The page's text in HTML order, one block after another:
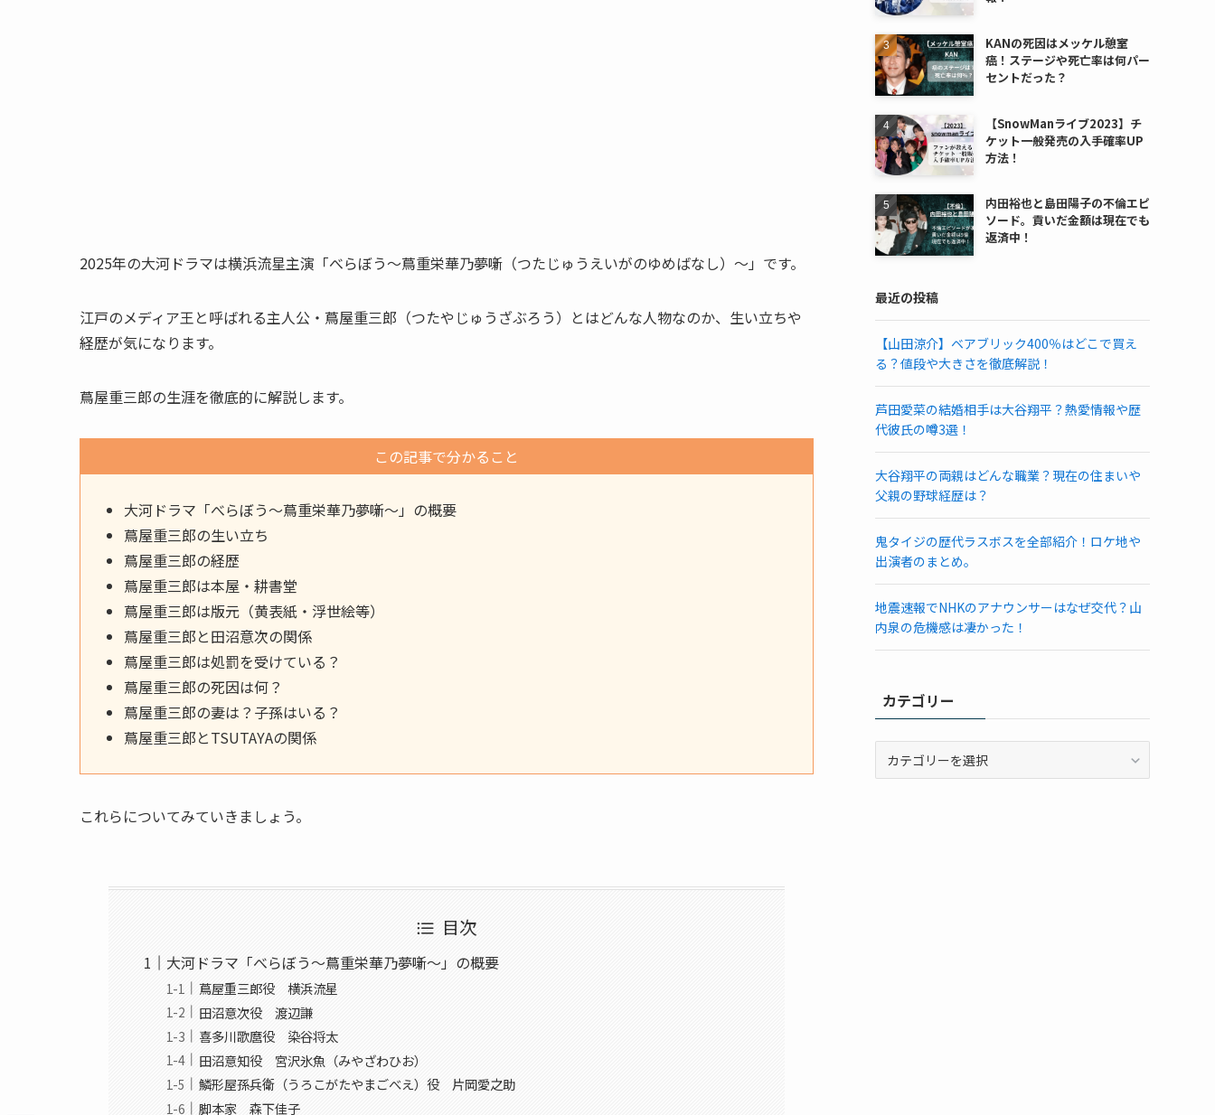
2025年の大河ドラマは横浜流星主演「べらぼう～蔦重栄華乃夢噺（つたじゅうえいがのゆめばなし）～」です。
江戸のメディア王と呼ばれる主人公・蔦屋重三郎（つたやじゅうざぶろう）とはどんな人物なのか、生い立ちや
経歴が気になります。
蔦屋重三郎の生涯を徹底的に解説します。
この記事で分かること
大河ドラマ「べらぼう～蔦重栄華乃夢噺～」の概要
蔦屋重三郎の生い立ち
蔦屋重三郎の経歴
蔦屋重三郎は本屋・耕書堂
蔦屋重三郎は版元（黄表紙・浮世絵等）
蔦屋重三郎と田沼意次の関係
蔦屋重三郎は処罰を受けている？
蔦屋重三郎の死因は何？
蔦屋重三郎の妻は？子孫はいる？
蔦屋重三郎とTSUTAYAの関係
これらについてみていきましょう。
目次
大河ドラマ「べらぼう～蔦重栄華乃夢噺～」の概要
蔦屋重三郎役 横浜流星
田沼意次役 渡辺謙
喜多川歌麿役 染谷将太
田沼意知役 宮沢氷魚（みやざわひお）
鱗形屋孫兵衛（うろこがたやまごべえ）役 片岡愛之助
脚本家 森下佳子
KANの死因はメッケル憩室
癌！ステージや死亡率は何パー
セントだった？
【SnowManライブ2023】チ
ケット一般発売の入手確率UP
方法！
内田裕也と島田陽子の不倫エピ
ソード。貢いだ金額は現在でも
返済中！
最近の投稿
【山田涼介】ベアブリック400％はどこで買え
る？値段や大きさを徹底解説！
芦田愛菜の結婚相手は大谷翔平？熱愛情報や歴
代彼氏の噂3選！
大谷翔平の両親はどんな職業？現在の住まいや
父親の野球経歴は？
鬼タイジの歴代ラスボスを全部紹介！ロケ地や
出演者のまとめ。
地震速報でNHKのアナウンサーはなぜ交代？山
内泉の危機感は凄かった！
カテゴリー